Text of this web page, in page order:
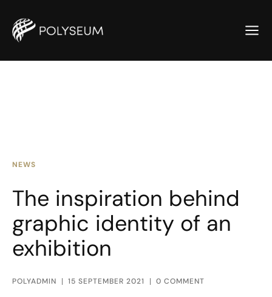
NEWS
The inspiration behind
graphic identity of an
exhibition
POLYADMIN 15 SEPTEMBER 2021 0 COMMENT